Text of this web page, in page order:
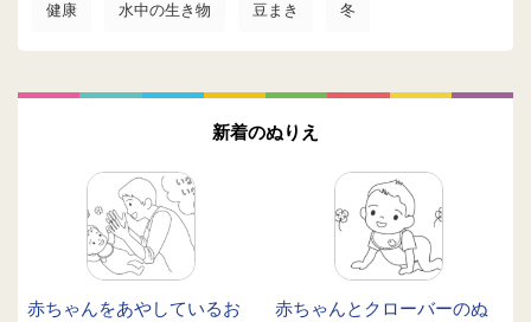
健康 水中の生き物 豆まき 冬
新着のぬりえ
赤ちゃんをあやしているお
赤ちゃんとクローバーのぬ